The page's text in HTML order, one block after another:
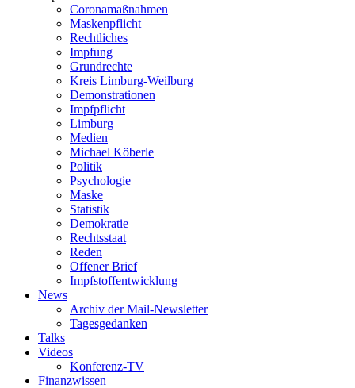
Coronamaßnahmen
Maskenpflicht
Rechtliches
Impfung
Grundrechte
Kreis Limburg-Weilburg
Demonstrationen
Impfpflicht
Limburg
Medien
Michael Köberle
Politik
Psychologie
Maske
Statistik
Demokratie
Rechtsstaat
Reden
Offener Brief
Impfstoffentwicklung
News
Archiv der Mail-Newsletter
Tagesgedanken
Talks
Videos
Konferenz-TV
Finanzwissen